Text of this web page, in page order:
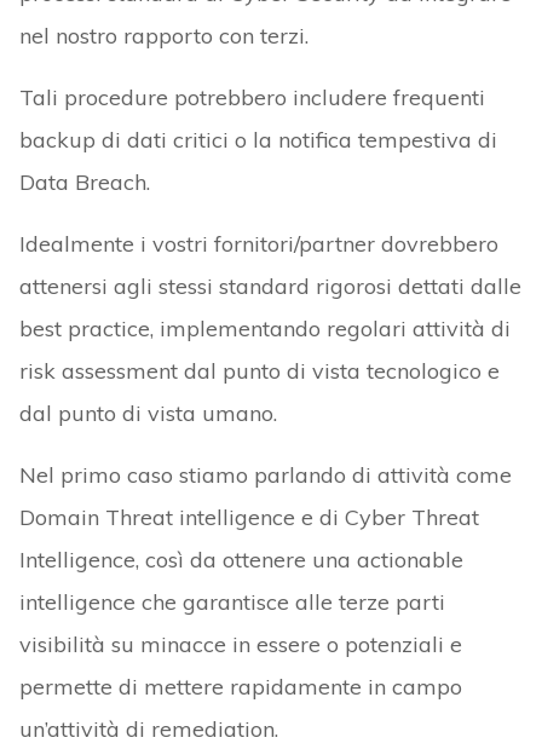
nel nostro rapporto con terzi.
Tali procedure potrebbero includere frequenti
backup di dati critici o la notifica tempestiva di
Data Breach.
Idealmente i vostri fornitori/partner dovrebbero
attenersi agli stessi standard rigorosi dettati dalle
best practice, implementando regolari attività di
risk assessment dal punto di vista tecnologico e
dal punto di vista umano.
Nel primo caso stiamo parlando di attività come
Domain Threat intelligence e di Cyber Threat
Intelligence, così da ottenere una actionable
intelligence che garantisce alle terze parti
visibilità su minacce in essere o potenziali e
permette di mettere rapidamente in campo
un’attività di remediation.